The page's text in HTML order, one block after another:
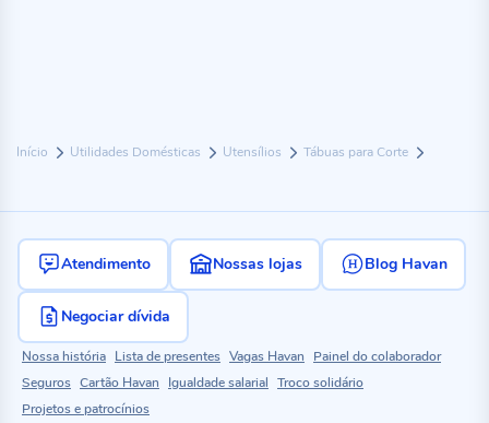
Início Utilidades Domésticas Utensílios Tábuas para Corte
Atendimento Nossas lojas Blog Havan
Negociar dívida
Nossa história Lista de presentes Vagas Havan
Painel do colaborador
Seguros Cartão Havan Igualdade salarial Troco solidário
Projetos e patrocínios